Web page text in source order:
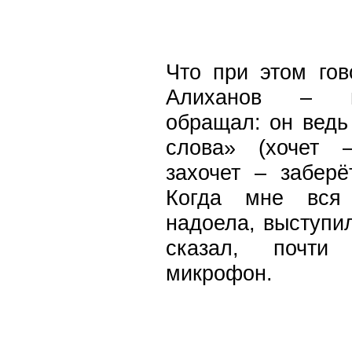
Что при этом
Алиханов –
обращал: он ведь
слова» (хочет
захочет –
Когда мне вся
надоела,
сказал,
микрофон.